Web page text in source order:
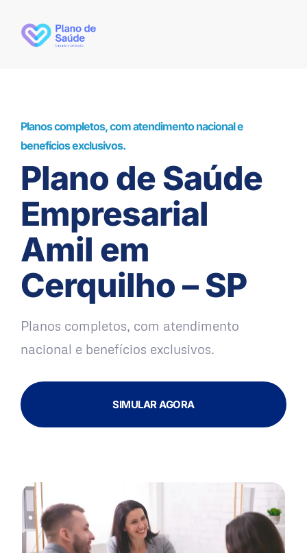
Planos completos, com atendimento nacional e
benefícios exclusivos.
Plano de Saúde
Empresarial
Amil em
Cerquilho – SP
Planos completos, com atendimento
nacional e benefícios exclusivos.
SIMULAR AGORA